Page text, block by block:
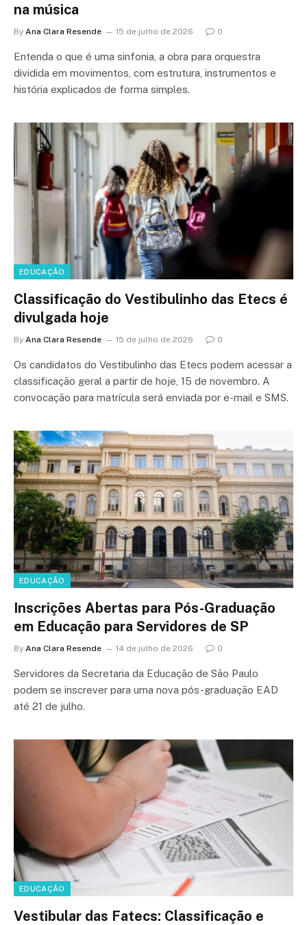
na música
By Ana Clara Resende 15 de julho de 2026 0
Entenda o que é uma sinfonia, a obra para orquestra
dividida em movimentos, com estrutura, instrumentos e
história explicados de forma simples.
EDUCAÇÃO
Classificação do Vestibulinho das Etecs é
divulgada hoje
By Ana Clara Resende 15 de julho de 2026 0
Os candidatos do Vestibulinho das Etecs podem acessar a
classificação geral a partir de hoje, 15 de novembro. A
convocação para matrícula será enviada por e-mail e SMS.
EDUCAÇÃO
Inscrições Abertas para Pós-Graduação
em Educação para Servidores de SP
By Ana Clara Resende 14 de julho de 2026 0
Servidores da Secretaria da Educação de São Paulo
podem se inscrever para uma nova pós-graduação EAD
até 21 de julho.
EDUCAÇÃO
Vestibular das Fatecs: Classificação e